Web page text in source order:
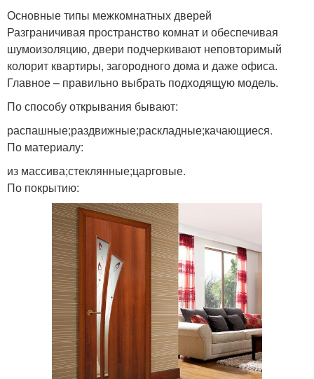
Основные типы межкомнатных дверей
Разграничивая пространство комнат и обеспечивая
шумоизоляцию, двери подчеркивают неповторимый
колорит квартиры, загородного дома и даже офиса.
Главное – правильно выбрать подходящую модель.
По способу открывания бывают:
распашные;раздвижные;раскладные;качающиеся.
По материалу:
из массива;стеклянные;царговые.
По покрытию: